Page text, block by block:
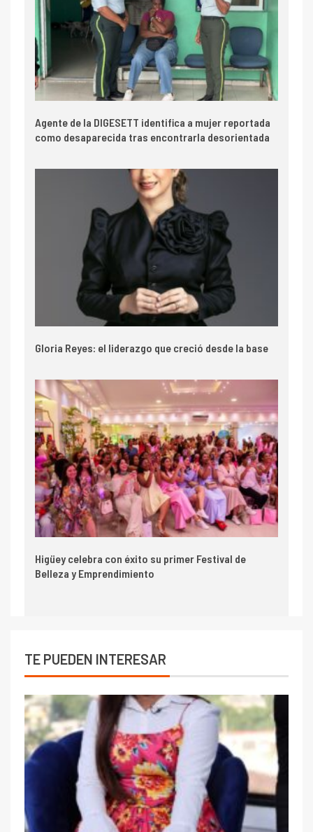
Agente de la DIGESETT identifica a mujer reportada
como desaparecida tras encontrarla desorientada
Gloria Reyes: el liderazgo que creció desde la base
Higüey celebra con éxito su primer Festival de
Belleza y Emprendimiento
TE PUEDEN INTERESAR